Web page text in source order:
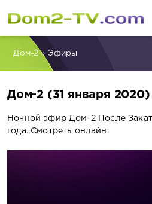
Дом-2» Эфиры
Дом-2 (31 января
Ночной эфир Дом-2 После
года. Смотреть онлайн.